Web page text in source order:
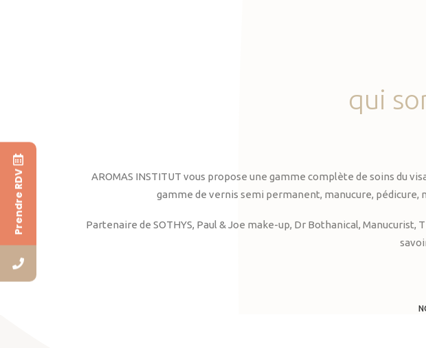
qui
AROMAS INSTITUT vous propose une gamme complète de soins du
gamme de vernis semi permanent, manucure, pédicure,
Partenaire de SOTHYS, Paul & Joe make-up, Dr Bothanical,
Prendre RDV